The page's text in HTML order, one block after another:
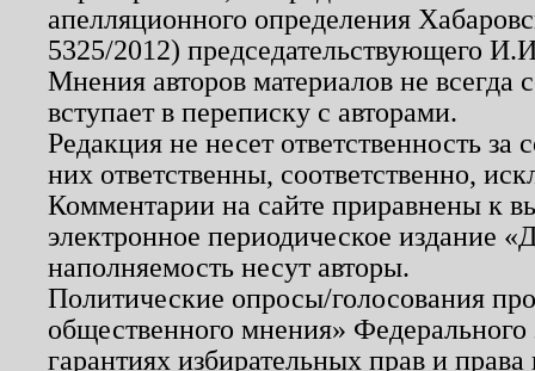
апелляционного определения
5325/2012) председательствующего
Мнения авторов материалов не
вступает в переписку с авторами.
Редакция не несет ответственность
них ответственны, соответственно,
Комментарии на сайте приравнены к
электронное периодическое издание
наполняемость несут авторы.
Политические опросы/голосования
общественного мнения»
гарантиях избирательных прав и